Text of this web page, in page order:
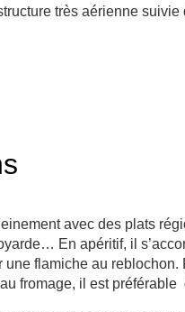
très aérienne
avec des plats
En apéritif, il
une flamiche au
fromage, il est